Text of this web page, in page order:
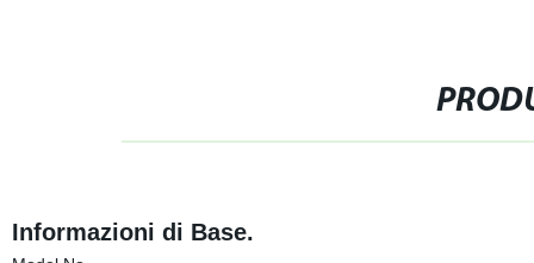
Informazioni di Base.